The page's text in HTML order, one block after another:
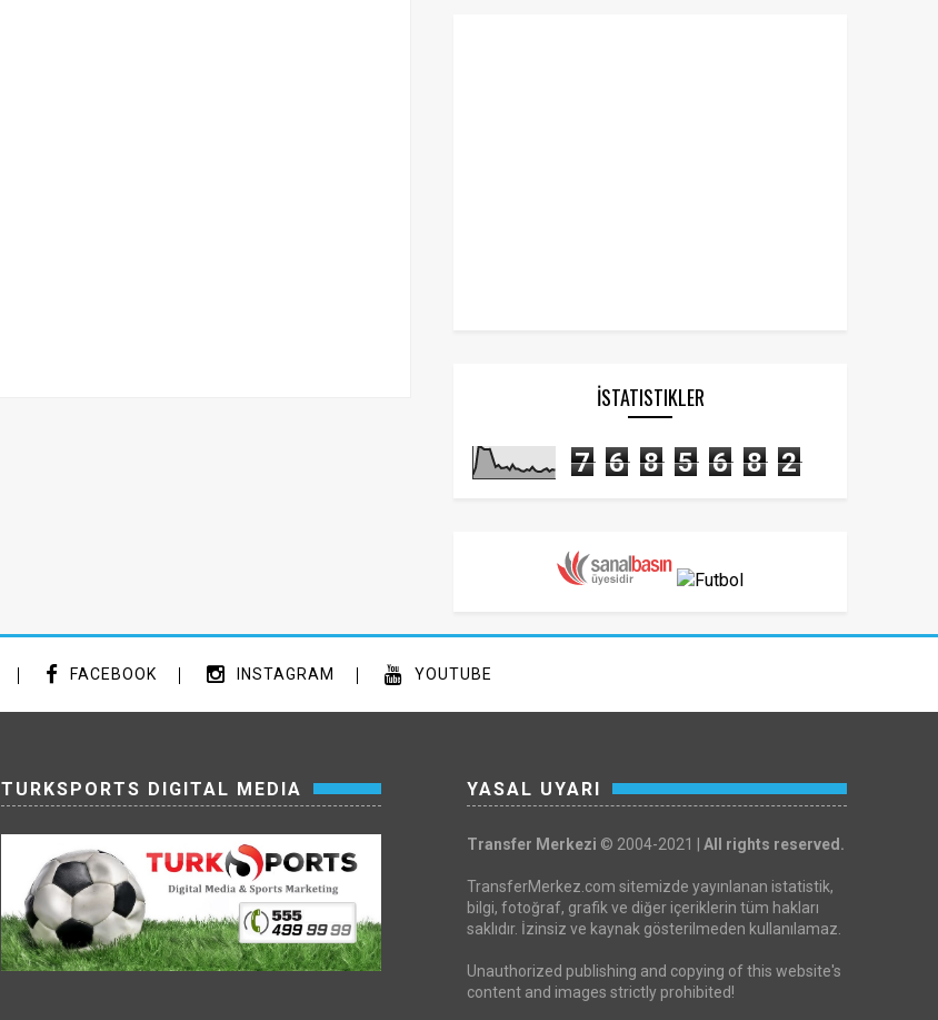
İSTATISTIKLER
7 6 8 5 6 8 2
FACEBOOK INSTAGRAM YOUTUBE
TURKSPORTS DIGITAL MEDIA YASAL UYARI
Transfer Merkezi © 2004-2021 | All rights reserved.
TransferMerkez.com sitemizde yayınlanan istatistik,
bilgi, fotoğraf, grafik ve diğer içeriklerin tüm hakları
saklıdır. İzinsiz ve kaynak gösterilmeden kullanılamaz.
Unauthorized publishing and copying of this website's
content and images strictly prohibited!